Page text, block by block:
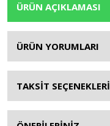
ÜRÜN AÇIKLAMASI
ÜRÜN YORUMLARI
TAKSİT SEÇENEKLERİ